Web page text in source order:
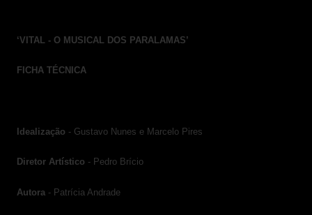
‘VITAL - O MUSICAL DOS PARALAMAS’
FICHA TÉCNICA
Idealização - Gustavo Nunes e Marcelo Pires
Diretor Artístico - Pedro Brício
Autora - Patrícia Andrade